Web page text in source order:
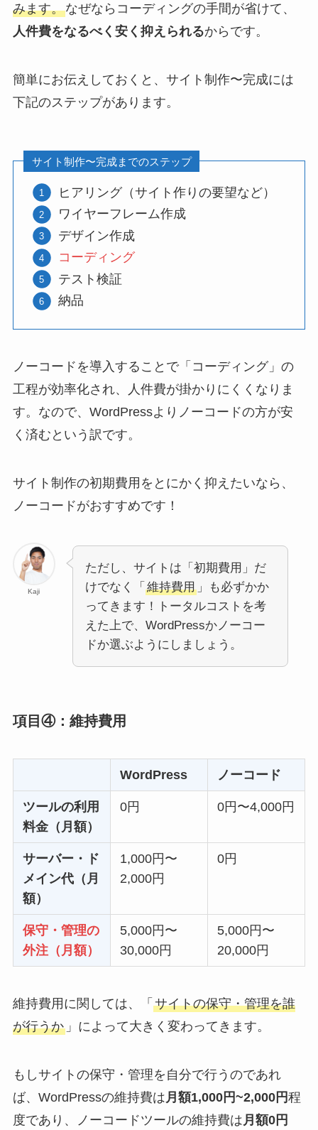
みます。なぜならコーディングの手間が省けて、
人件費をなるべく安く抑えられるからです。
簡単にお伝えしておくと、サイト制作〜完成には
下記のステップがあります。
サイト制作〜完成までのステップ
ヒアリング（サイト作りの要望など）
ワイヤーフレーム作成
デザイン作成
コーディング
テスト検証
納品
ノーコードを導入することで「コーディング」の
工程が効率化され、人件費が掛かりにくくなりま
す。なので、WordPressよりノーコードの方が安
く済むという訳です。
サイト制作の初期費用をとにかく抑えたいなら、
ノーコードがおすすめです！
Kaji
ただし、サイトは「初期費用」だ
けでなく「 維持費用」も必ずかか
ってきます！トータルコストを考
えた上で、WordPressかノーコー
ドか選ぶようにしましょう。
項目④：維持費用
WordPress ノーコード
ツールの利用
料金（月額）
0円 0円〜4,000円
サーバー・ド
メイン代（月
額）
1,000円〜
2,000円
0円
保守・管理の
外注（月額）
5,000円〜
30,000円
5,000円〜
20,000円
維持費用に関しては、「 サイトの保守・管理を誰
が行うか」によって大きく変わってきます。
もしサイトの保守・管理を自分で行うのであれ
ば、WordPressの維持費は 月額1,000円~2,000円程
度であり、ノーコードツールの維持費は 月額0円